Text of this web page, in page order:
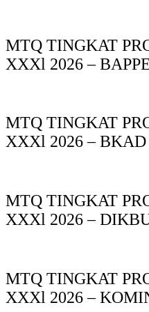
MTQ TINGKAT
XXXl 2026 –
MTQ TINGKAT
XXXl 2026 –
MTQ TINGKAT
XXXl 2026 –
MTQ TINGKAT
XXXl 2026 –